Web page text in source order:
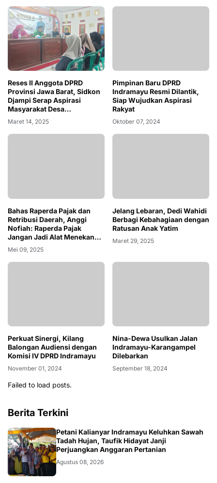
Reses II Anggota DPRD
Provinsi Jawa Barat, Sidkon
Djampi Serap Aspirasi
Masyarakat Desa
Kedokanbunder
Maret 14, 2025
Pimpinan Baru DPRD
Indramayu Resmi Dilantik,
Siap Wujudkan Aspirasi
Rakyat
Oktober 07, 2024
Bahas Raperda Pajak dan
Retribusi Daerah, Anggi
Nofiah: Raperda Pajak
Jangan Jadi Alat Menekan
Masyarakat
Mei 09, 2025
Jelang Lebaran, Dedi Wahidi
Berbagi Kebahagiaan dengan
Ratusan Anak Yatim
Maret 29, 2025
Perkuat Sinergi, Kilang
Balongan Audiensi dengan
Komisi IV DPRD Indramayu
November 01, 2024
Nina-Dewa Usulkan Jalan
Indramayu-Karangampel
Dilebarkan
September 18, 2024
Failed to load posts.
Berita Terkini
Petani Kalianyar Indramayu Keluhkan Sawah
Tadah Hujan, Taufik Hidayat Janji
Perjuangkan Anggaran Pertanian
Agustus 08, 2026